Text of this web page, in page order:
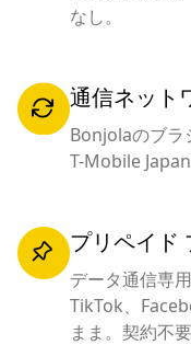
なし。
通信ネット
Bonjolaのブラ
T-Mobile
プリペイド
データ通信専
TikTok、
まま。契約不